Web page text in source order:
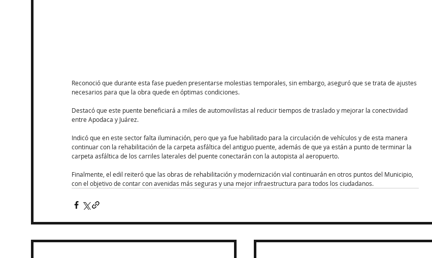
Reconoció que durante esta fase pueden presentarse molestias temporales, sin embargo, aseguró que se trata de ajustes
necesarios para que la obra quede en óptimas condiciones.
Destacó que este puente beneficiará a miles de automovilistas al reducir tiempos de traslado y mejorar la conectividad
entre Apodaca y Juárez.
Indicó que en este sector falta iluminación, pero que ya fue habilitado para la circulación de vehículos y de esta manera
continuar con la rehabilitación de la carpeta asfáltica del antiguo puente, además de que ya están a punto de terminar la
carpeta asfáltica de los carriles laterales del puente conectarán con la autopista al aeropuerto.
Finalmente, el edil reiteró que las obras de rehabilitación y modernización vial continuarán en otros puntos del Municipio,
con el objetivo de contar con avenidas más seguras y una mejor infraestructura para todos los ciudadanos.